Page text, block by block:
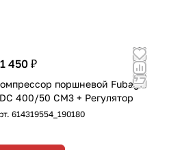
450 ₽
поршневой Fubag
400/50 CM3 + Регулятор
614319554_190180